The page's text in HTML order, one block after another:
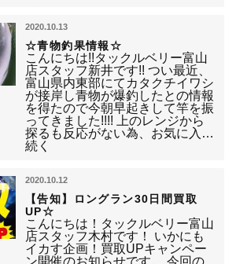
2020.10.13
☆青物釣果情報☆
こんにちは!!タックルベリー富山
店スタッフ新井です!! つい最近、
富山県内東部にてカタクチイワシ
が接岸し青物が爆釣したとの情報
を得たので今朝早起きして竿を振
ってきました!!!! 上のレンジから
探るも反応がない為、お気に入…
続く
2020.10.12
【告知】ロングラン30日間買取
UP☆
こんにちは！タックルベリー富山
店スタッフ木村です！ いかにも
イカす企画！買取UPキャンペー
ン開催のお知らせです。 今回の